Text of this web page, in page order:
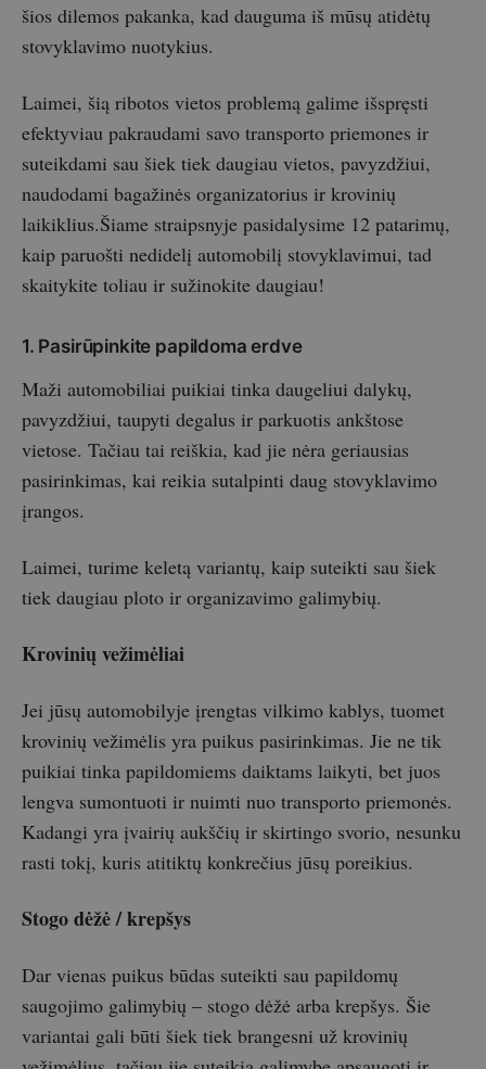
šios dilemos pakanka, kad dauguma iš mūsų atidėtų
stovyklavimo nuotykius.
Laimei, šią ribotos vietos problemą galime išspręsti
efektyviau pakraudami savo transporto priemones ir
suteikdami sau šiek tiek daugiau vietos, pavyzdžiui,
naudodami bagažinės organizatorius ir krovinių
laikiklius.Šiame straipsnyje pasidalysime 12 patarimų,
kaip paruošti nedidelį automobilį stovyklavimui, tad
skaitykite toliau ir sužinokite daugiau!
1. Pasirūpinkite papildoma erdve
Maži automobiliai puikiai tinka daugeliui dalykų,
pavyzdžiui, taupyti degalus ir parkuotis ankštose
vietose. Tačiau tai reiškia, kad jie nėra geriausias
pasirinkimas, kai reikia sutalpinti daug stovyklavimo
įrangos.
Laimei, turime keletą variantų, kaip suteikti sau šiek
tiek daugiau ploto ir organizavimo galimybių.
Krovinių vežimėliai
Jei jūsų automobilyje įrengtas vilkimo kablys, tuomet
krovinių vežimėlis yra puikus pasirinkimas. Jie ne tik
puikiai tinka papildomiems daiktams laikyti, bet juos
lengva sumontuoti ir nuimti nuo transporto priemonės.
Kadangi yra įvairių aukščių ir skirtingo svorio, nesunku
rasti tokį, kuris atitiktų konkrečius jūsų poreikius.
Stogo dėžė / krepšys
Dar vienas puikus būdas suteikti sau papildomų
saugojimo galimybių – stogo dėžė arba krepšys. Šie
variantai gali būti šiek tiek brangesni už krovinių